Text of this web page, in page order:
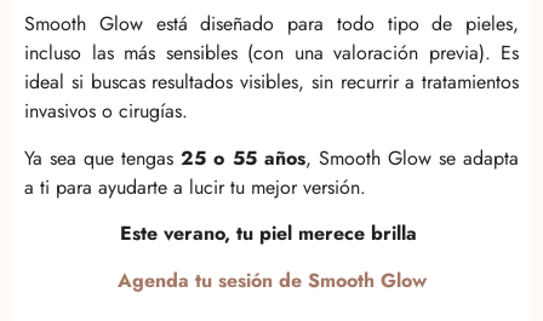
Smooth Glow está diseñado para todo tipo de pieles,
incluso las más sensibles (con una valoración previa). Es
ideal si buscas resultados visibles, sin recurrir a tratamientos
invasivos o cirugías.
Ya sea que tengas 25 o 55 años, Smooth Glow se adapta
a ti para ayudarte a lucir tu mejor versión.
Este verano, tu piel merece brilla
Agenda tu sesión de Smooth Glow